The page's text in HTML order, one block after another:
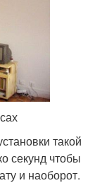
такой
секунд чтобы
и наоборот.